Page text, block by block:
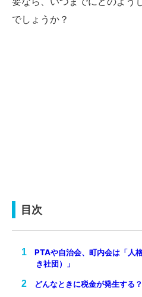
でしょうか？
目次
PTAや自治会、町内会は「人
き社団）」
どんなときに税金が発生する？